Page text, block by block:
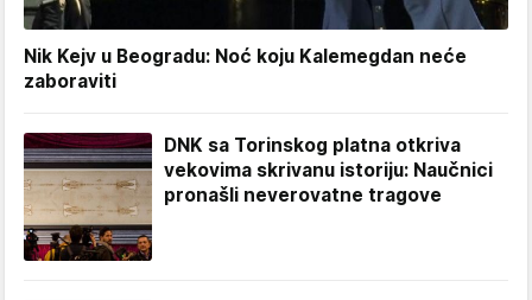
Nik Kejv u Beogradu: Noć koju Kalemegdan neće
zaboraviti
DNK sa Torinskog platna otkriva
vekovima skrivanu istoriju: Naučnici
pronašli neverovatne tragove